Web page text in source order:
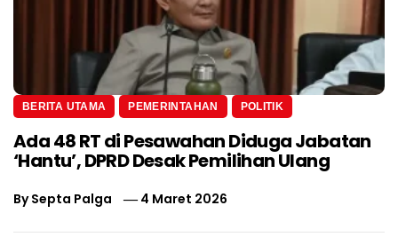
BERITA UTAMA PEMERINTAHAN POLITIK
Ada 48 RT di Pesawahan Diduga Jabatan
‘Hantu’, DPRD Desak Pemilihan Ulang
BySepta Palga 4 Maret 2026